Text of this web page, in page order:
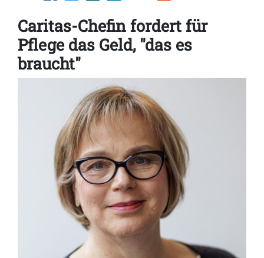
Caritas-Chefin fordert für
Pflege das Geld, "das es
braucht"